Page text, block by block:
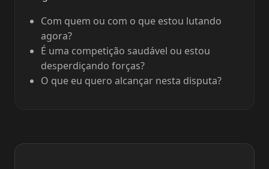
Com quem ou com o que estou lutando
agora?
É uma competição saudável ou estou
desperdiçando forças?
O que eu quero alcançar nesta disputa?